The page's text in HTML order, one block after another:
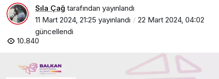
u
Sıla Çağ tarafından yayınlandı
11 Mart 2024, 21:25 yayınlandı
22 Mart 2024, 04:02
güncellendi
10.840